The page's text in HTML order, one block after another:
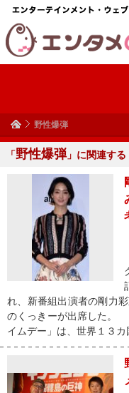
野性爆弾
「野性爆弾」に関連する
れ、新番組出演者の剛力
のくっきーが出席した。
イムデー」は、世界１３カ